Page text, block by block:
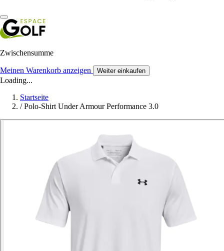
Zwischensumme
Meinen Warenkorb anzeigen Weiter einkaufen
Loading...
Startseite
/ Polo-Shirt Under Armour Performance 3.0